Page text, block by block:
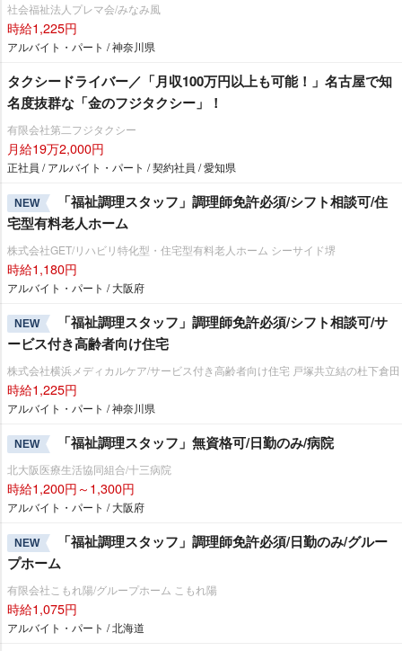
社会福祉法人プレマ会/みなみ風
時給1,225円
アルバイト・パート / 神奈川県
タクシードライバー／「月収100万円以上も可能！」名古屋で知
名度抜群な「金のフジタクシー」！
有限会社第二フジタクシー
月給19万2,000円
正社員 / アルバイト・パート / 契約社員 / 愛知県
NEW
「福祉調理スタッフ」調理師免許必須/シフト相談可/住
宅型有料老人ホーム
株式会社GET/リハビリ特化型・住宅型有料老人ホーム シーサイド堺
時給1,180円
アルバイト・パート / 大阪府
NEW
「福祉調理スタッフ」調理師免許必須/シフト相談可/サ
ービス付き高齢者向け住宅
株式会社横浜メディカルケア/サービス付き高齢者向け住宅 戸塚共立結の杜下倉田
時給1,225円
アルバイト・パート / 神奈川県
NEW 「福祉調理スタッフ」無資格可/日勤のみ/病院
北大阪医療生活協同組合/十三病院
時給1,200円～1,300円
アルバイト・パート / 大阪府
NEW
「福祉調理スタッフ」調理師免許必須/日勤のみ/グルー
プホーム
有限会社こもれ陽/グループホーム こもれ陽
時給1,075円
アルバイト・パート / 北海道